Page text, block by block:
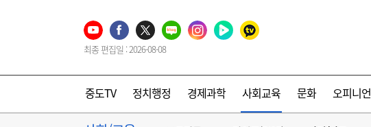
최종 편집일 : 2026-08-08
중도TV 정치행정 경제과학 사회교육 문화 오피니언